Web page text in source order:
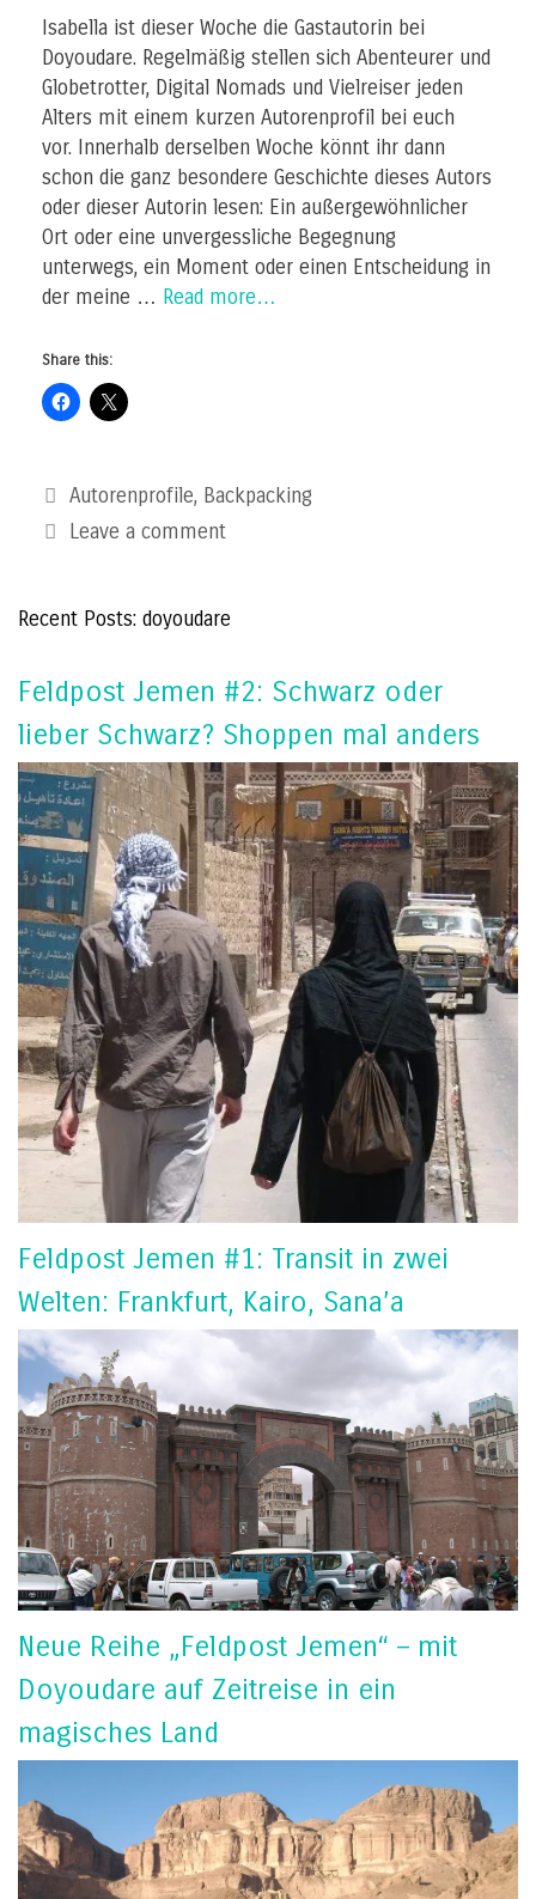
Isabella ist dieser Woche die Gastautorin bei
Doyoudare. Regelmäßig stellen sich Abenteurer und
Globetrotter, Digital Nomads und Vielreiser jeden
Alters mit einem kurzen Autorenprofil bei euch
vor. Innerhalb derselben Woche könnt ihr dann
schon die ganz besondere Geschichte dieses Autors
oder dieser Autorin lesen: Ein außergewöhnlicher
Ort oder eine unvergessliche Begegnung
unterwegs, ein Moment oder einen Entscheidung in
der meine … Read more…
Share this:
Categories
Autorenprofile, Backpacking
Leave a comment
Recent Posts: doyoudare
Feldpost Jemen #2: Schwarz oder
lieber Schwarz? Shoppen mal anders
Feldpost Jemen #1: Transit in zwei
Welten: Frankfurt, Kairo, Sana’a
Neue Reihe „Feldpost Jemen“ – mit
Doyoudare auf Zeitreise in ein
magisches Land